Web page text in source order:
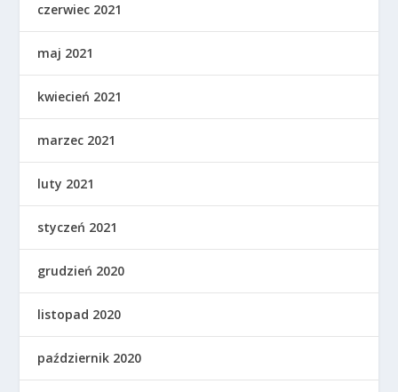
czerwiec 2021
maj 2021
kwiecień 2021
marzec 2021
luty 2021
styczeń 2021
grudzień 2020
listopad 2020
październik 2020